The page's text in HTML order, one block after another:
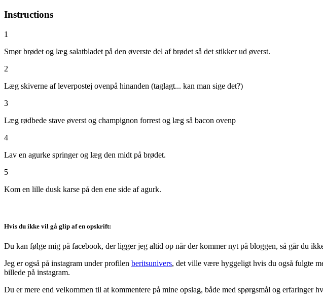
Instructions
1
Smør brødet og læg salatbladet på den øverste del af brødet så det stikker ud øverst.
2
Læg skiverne af leverpostej ovenpå hinanden (taglagt... kan man sige det?)
3
Læg rødbede stave øverst og champignon forrest og læg så bacon ovenp
4
Lav en agurke springer og læg den midt på brødet.
5
Kom en lille dusk karse på den ene side af agurk.
Hvis du ikke vil gå glip af en opskrift:
Du kan følge mig på facebook, der ligger jeg altid op når der kommer nyt på bloggen, så går du
Jeg er også på instagram under profilen beritsunivers, det ville være hyggeligt hvis du også fulgte
billede på instagram.
Du er mere end velkommen til at kommentere på mine opslag, både med spørgsmål og erfaringer